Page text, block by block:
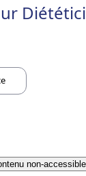
non-